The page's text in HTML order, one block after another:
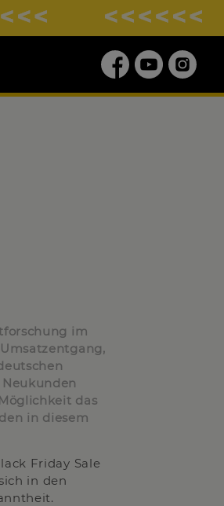
im
das
in diesem
Friday Sale
in den